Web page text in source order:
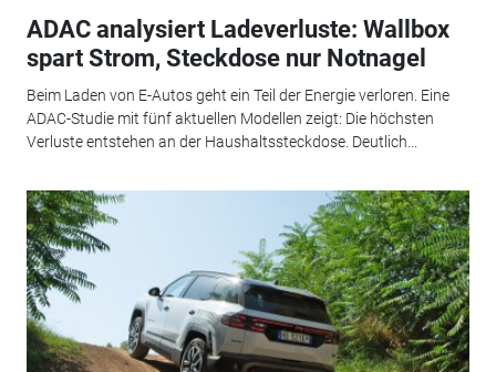
ADAC analysiert Ladeverluste: Wallbox
spart Strom, Steckdose nur Notnagel
Beim Laden von E-Autos geht ein Teil der Energie verloren. Eine
ADAC-Studie mit fünf aktuellen Modellen zeigt: Die höchsten
Verluste entstehen an der Haushaltssteckdose. Deutlich...